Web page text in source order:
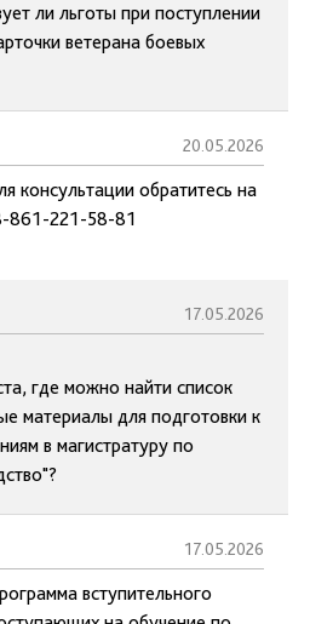
ли льготы при поступлении
ветерана боевых
20.05.2026
консультации обратитесь на
861-221-58-81
17.05.2026
где можно найти список
материалы для подготовки к
в магистратуру по
17.05.2026
вступительного